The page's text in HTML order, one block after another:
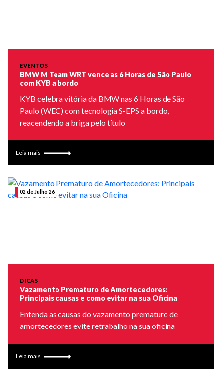
EVENTOS
BMW M Team WRT vence as 6 Horas de São Paulo
com KYB a bordo
KYB celebra vitória da BMW nas 6 Horas de São
Paulo (WEC) com tecnologia S-EPS a bordo,
reacendendo a briga pelo título
Leia mais
02 de Julho 26
DICAS
Vazamento Prematuro de Amortecedores:
Principais causas e como evitar na sua Oficina
Entenda as causas do vazamento prematuro de
amortecedores evite retrabalho na sua oficina
Leia mais